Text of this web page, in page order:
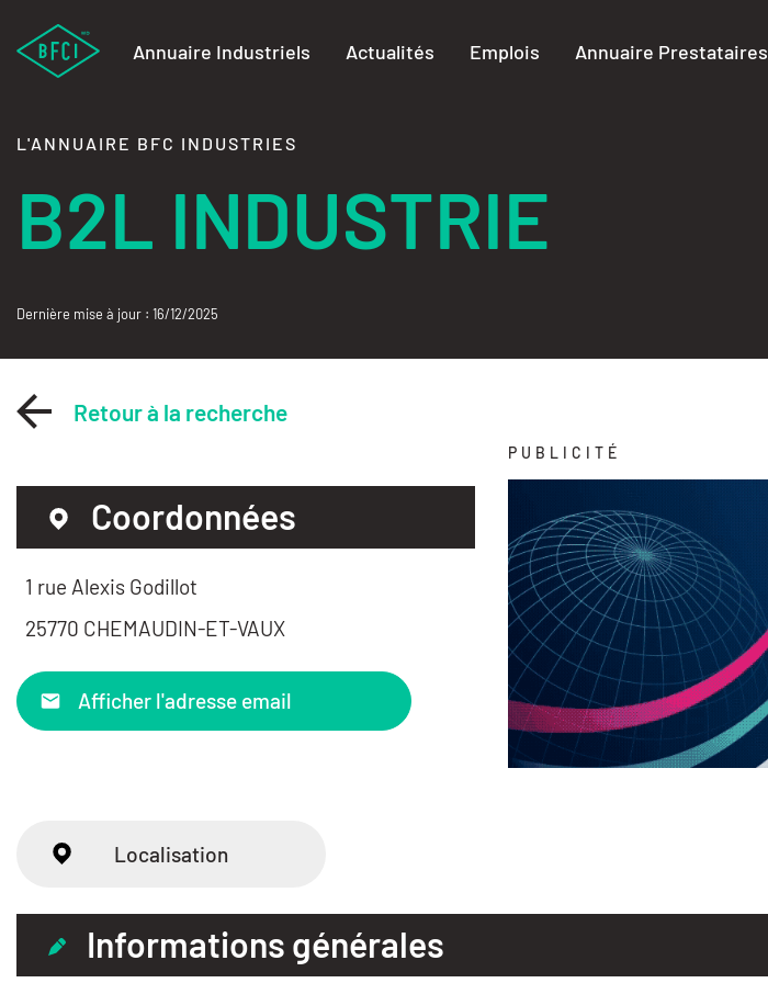
Annuaire Industriels Actualités Emplois Annuaire Prestataires
L'ANNUAIRE BFC INDUSTRIES
B2L INDUSTRIE
Dernière mise à jour : 16/12/2025
Retour à la recherche
Coordonnées
1 rue Alexis Godillot
25770 CHEMAUDIN-ET-VAUX
Afficher l'adresse email
PUBLICITÉ
Localisation
Informations générales